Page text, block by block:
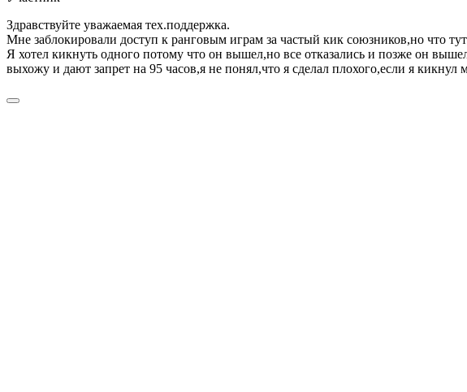
Здравствуйте уважаемая тех.поддержка.
Мне заблокировали доступ к ранговым играм за частый кик союзников,но что тут
Я хотел кикнуть одного потому что он вышел,но все отказались и позже он
выхожу и дают запрет на 95 часов,я не понял,что я сделал плохого,если я кикнул